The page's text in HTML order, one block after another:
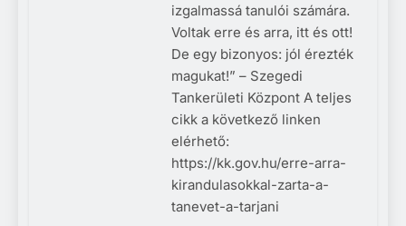
izgalmassá tanulói számára.
Voltak erre és arra, itt és ott!
De egy bizonyos: jól érezték
magukat!” – Szegedi
Tankerületi Központ A teljes
cikk a következő linken
elérhető:
https://kk.gov.hu/erre-arra-
kirandulasokkal-zarta-a-
tanevet-a-tarjani